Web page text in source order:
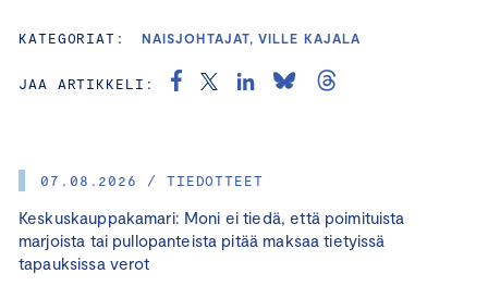
07.08.2026 / TIEDOTTEET
Keskuskauppakamari: Moni ei tiedä, että poimituista
marjoista tai pullopanteista pitää maksaa tietyissä
tapauksissa verot
KATEGORIAT: NAISJOHTAJAT, VILLE KAJALA
JAA ARTIKKELI: